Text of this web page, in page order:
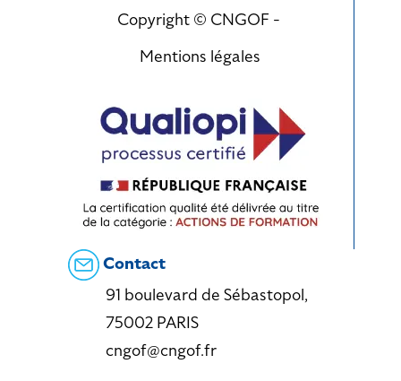
Copyright © CNGOF -
Mentions légales
Contact
91 boulevard de Sébastopol,
75002 PARIS
cngof@cngof.fr